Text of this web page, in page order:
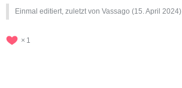
Einmal editiert, zuletzt von Vassago (15. April 2024)
1